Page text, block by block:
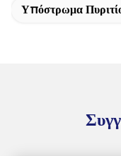
Υπόστρωμα